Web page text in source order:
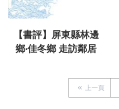
【書評】屏東縣林邊
鄉‧佳冬鄉 走訪鄰居
上一頁